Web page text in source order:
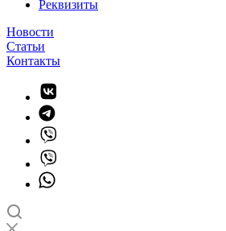
Реквизиты
Новости
Статьи
Контакты